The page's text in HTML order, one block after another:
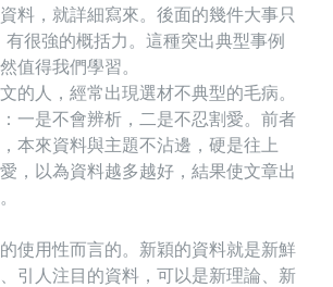
料，就詳細寫來。後面的幾件大事只
有很強的概括力。這種突出典型事例
值得我們學習。
的人，經常出現選材不典型的毛病。
一是不會辨析，二是不忍割愛。前者
本來資料與主題不沾邊，硬是往上
，以為資料越多越好，結果使文章出
使用性而言的。新穎的資料就是新鮮
引人注目的資料，可以是新理論、新